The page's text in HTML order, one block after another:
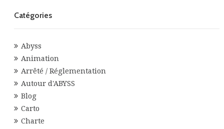
Catégories
Abyss
Animation
Arrêté / Réglementation
Autour d'ABYSS
Blog
Carto
Charte